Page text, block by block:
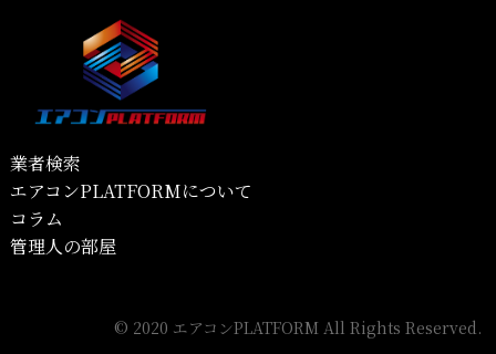
業者検索
エアコンPLATFORMについて
コラム
管理人の部屋
© 2020 エアコンPLATFORM All Rights Reserved.